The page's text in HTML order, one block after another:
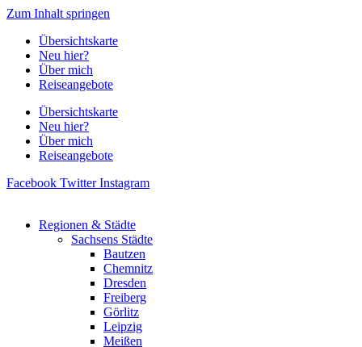
Zum Inhalt springen
Übersichtskarte
Neu hier?
Über mich
Reiseangebote
Übersichtskarte
Neu hier?
Über mich
Reiseangebote
Facebook Twitter Instagram
Regionen & Städte
Sachsens Städte
Bautzen
Chemnitz
Dresden
Freiberg
Görlitz
Leipzig
Meißen